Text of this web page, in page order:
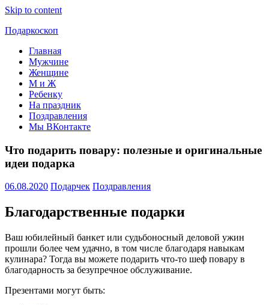
Skip to content
Подаркоскоп
Поможем
выбрать
подарить
Главная
Мужчине
Женщине
М и Ж
Ребенку
На праздник
Поздравления
Мы ВКонтакте
Что подарить повару: полезные и оригинальные
идеи подарка
06.08.2020 Подарчек Поздравления
Благодарственные подарки
Ваш юбилейный банкет или судьбоносный деловой ужин
прошли более чем удачно, в том числе благодаря навыкам
кулинара? Тогда вы можете подарить что-то шеф повару в
благодарность за безупречное обслуживание.
Презентами могут быть: